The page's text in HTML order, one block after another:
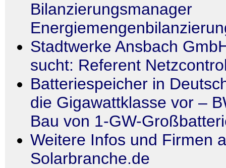
Bilanzierungsmanager
Stadtwerke Ansbach
sucht: Referent
Batteriespeicher in
die Gigawattklasse vor –
Bau von 1-GW-
Weitere Infos und Firmen
Solarbranche.de